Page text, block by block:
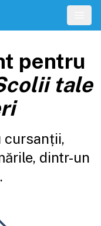
pentru
tale
cursanții,
dintr-un